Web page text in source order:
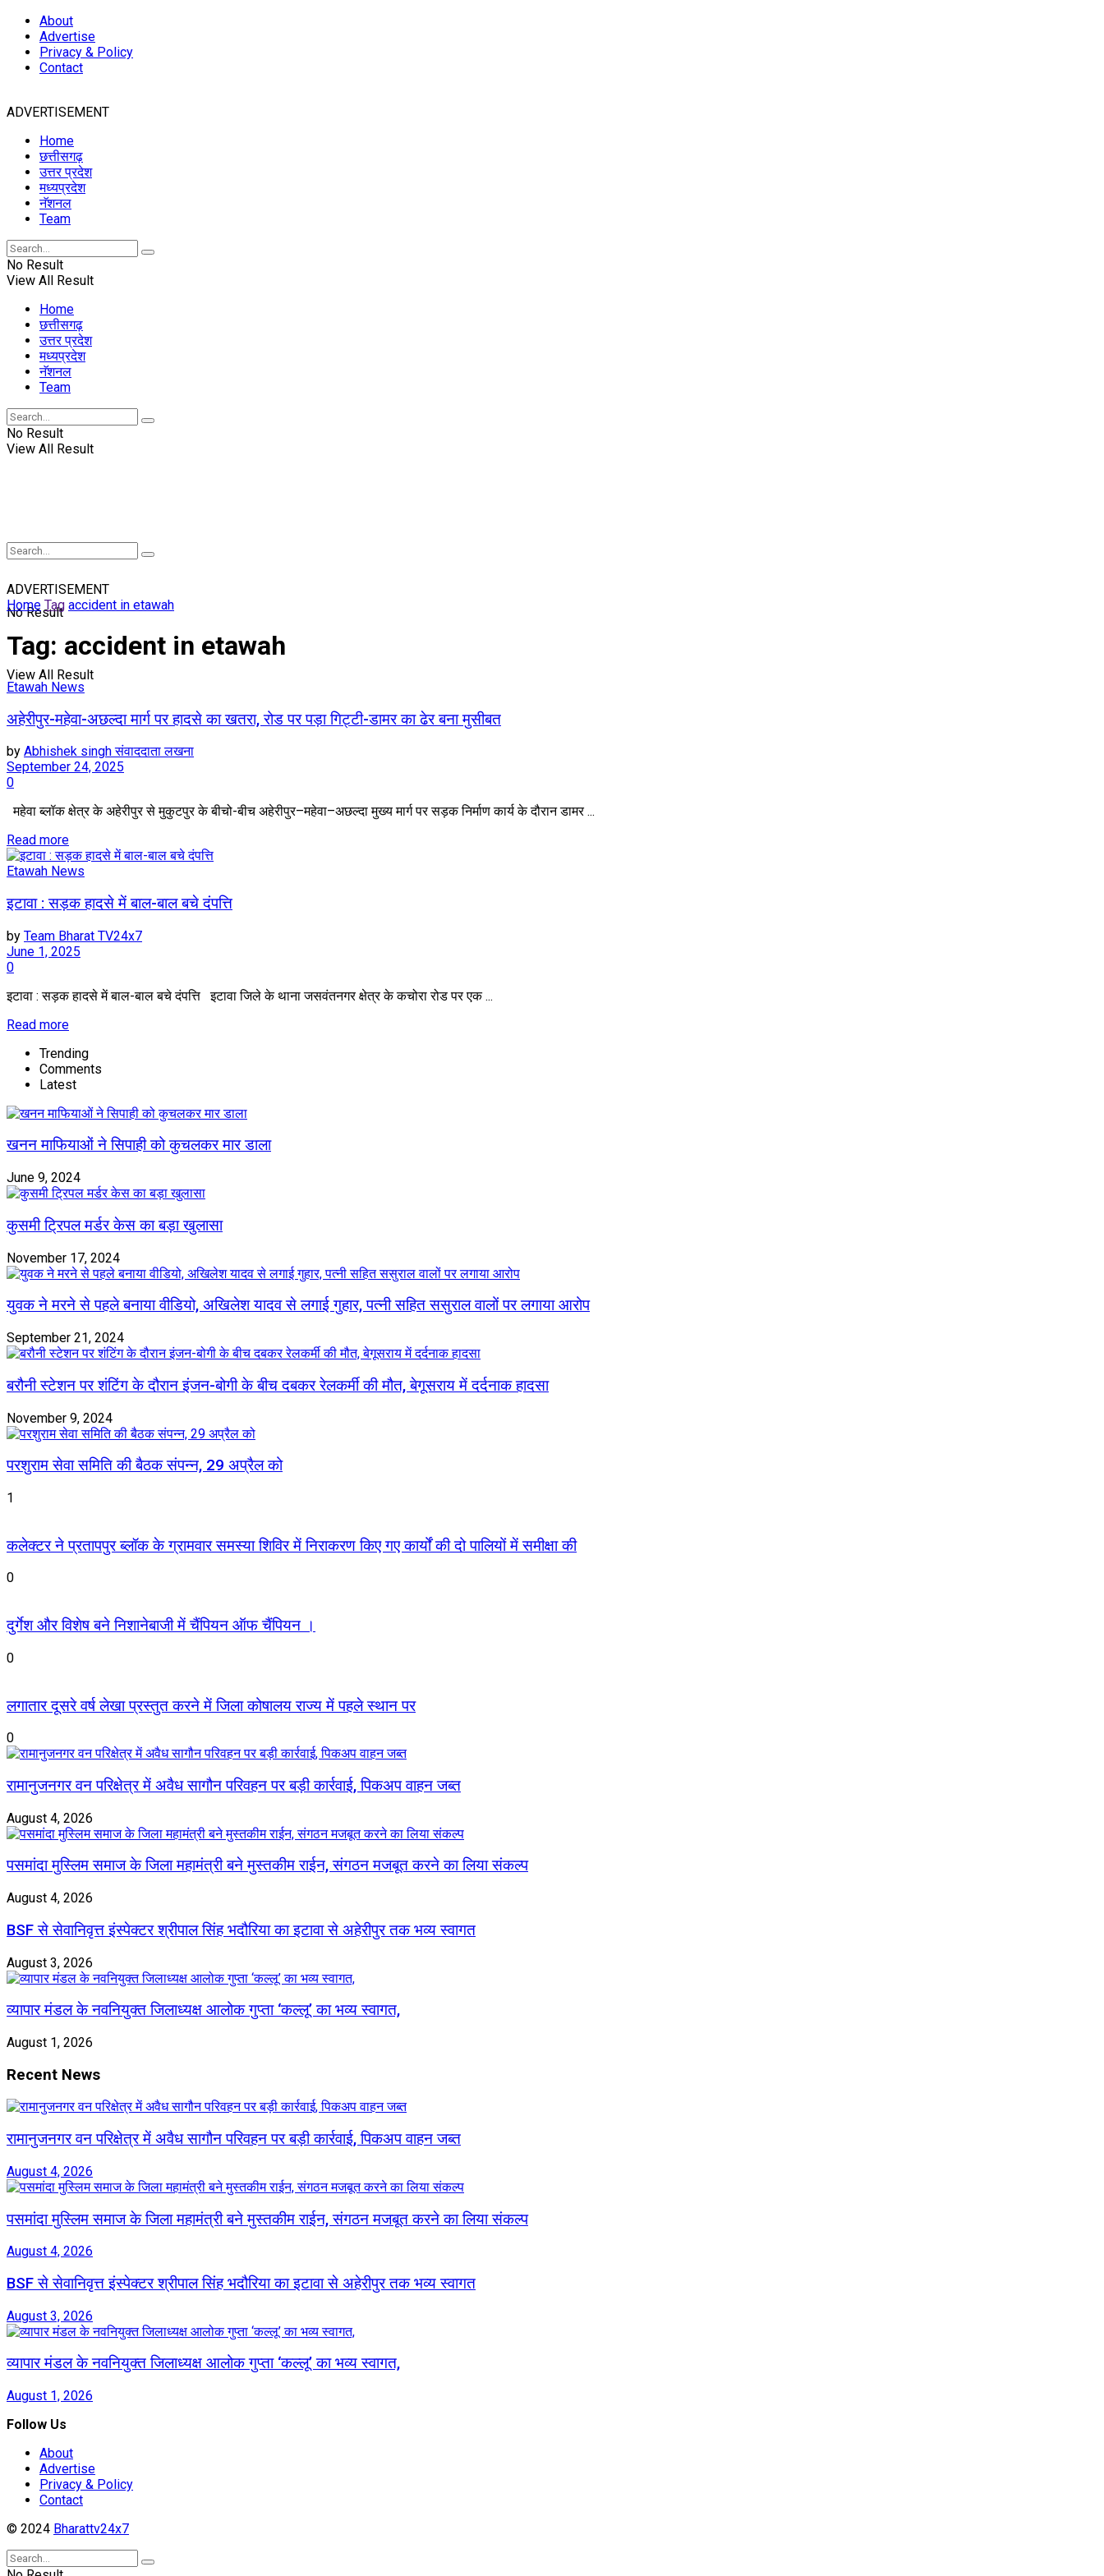
About
Advertise
Privacy & Policy
Contact
ADVERTISEMENT
Home
छत्तीसगढ़
उत्तर प्रदेश
मध्यप्रदेश
नॅशनल
Team
No Result
View All Result
Home
छत्तीसगढ़
उत्तर प्रदेश
मध्यप्रदेश
नॅशनल
Team
No Result
View All Result
No Result
View All Result
ADVERTISEMENT
Home Tag accident in etawah
Tag: accident in etawah
Etawah News
अहेरीपुर-महेवा-अछल्दा मार्ग पर हादसे का खतरा, रोड पर पड़ा गिट्टी-डामर का ढेर बना मुसीबत
by Abhishek singh संवाददाता लखना
September 24, 2025
0
महेवा ब्लॉक क्षेत्र के अहेरीपुर से मुकुटपुर के बीचो-बीच अहेरीपुर–महेवा–अछल्दा मुख्य मार्ग पर सड़क निर्माण कार्य के दौरान डामर ...
Read more
Etawah News
इटावा : सड़क हादसे में बाल-बाल बचे दंपत्ति
by Team Bharat TV24x7
June 1, 2025
0
इटावा : सड़क हादसे में बाल-बाल बचे दंपत्ति इटावा जिले के थाना जसवंतनगर क्षेत्र के कचोरा रोड पर एक ...
Read more
Trending
Comments
Latest
खनन माफियाओं ने सिपाही को कुचलकर मार डाला
June 9, 2024
कुसमी ट्रिपल मर्डर केस का बड़ा खुलासा
November 17, 2024
युवक ने मरने से पहले बनाया वीडियो, अखिलेश यादव से लगाई गुहार, पत्नी सहित ससुराल वालों पर लगाया आरोप
September 21, 2024
बरौनी स्टेशन पर शंटिंग के दौरान इंजन-बोगी के बीच दबकर रेलकर्मी की मौत, बेगूसराय में दर्दनाक हादसा
November 9, 2024
परशुराम सेवा समिति की बैठक संपन्न, 29 अप्रैल को
1
कलेक्टर ने प्रतापपुर ब्लॉक के ग्रामवार समस्या शिविर में निराकरण किए गए कार्यों की दो पालियों में समीक्षा की
0
दुर्गेश और विशेष बने निशानेबाजी में चैंपियन ऑफ चैंपियन ।
0
लगातार दूसरे वर्ष लेखा प्रस्तुत करने में जिला कोषालय राज्य में पहले स्थान पर
0
रामानुजनगर वन परिक्षेत्र में अवैध सागौन परिवहन पर बड़ी कार्रवाई, पिकअप वाहन जब्त
August 4, 2026
पसमांदा मुस्लिम समाज के जिला महामंत्री बने मुस्तकीम राईन, संगठन मजबूत करने का लिया संकल्प
August 4, 2026
BSF से सेवानिवृत्त इंस्पेक्टर श्रीपाल सिंह भदौरिया का इटावा से अहेरीपुर तक भव्य स्वागत
August 3, 2026
व्यापार मंडल के नवनियुक्त जिलाध्यक्ष आलोक गुप्ता ‘कल्लू’ का भव्य स्वागत,
August 1, 2026
Recent News
रामानुजनगर वन परिक्षेत्र में अवैध सागौन परिवहन पर बड़ी कार्रवाई, पिकअप वाहन जब्त
August 4, 2026
पसमांदा मुस्लिम समाज के जिला महामंत्री बने मुस्तकीम राईन, संगठन मजबूत करने का लिया संकल्प
August 4, 2026
BSF से सेवानिवृत्त इंस्पेक्टर श्रीपाल सिंह भदौरिया का इटावा से अहेरीपुर तक भव्य स्वागत
August 3, 2026
व्यापार मंडल के नवनियुक्त जिलाध्यक्ष आलोक गुप्ता ‘कल्लू’ का भव्य स्वागत,
August 1, 2026
Follow Us
About
Advertise
Privacy & Policy
Contact
© 2024 Bharattv24x7